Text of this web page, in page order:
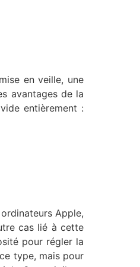
en veille, une
avantages de la
entièrement :
Apple,
cas lié à cette
pour régler la
type, mais pour